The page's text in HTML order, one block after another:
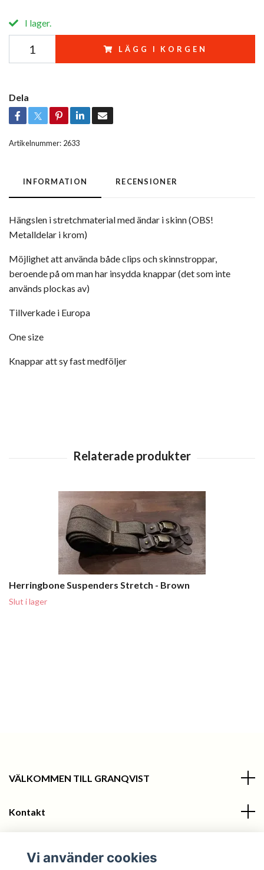
I lager.
LÄGG I KORGEN
Dela
Artikelnummer: 2633
INFORMATION RECENSIONER
Hängslen i stretchmaterial med ändar i skinn (OBS!
Metalldelar i krom)
Möjlighet att använda både clips och skinnstroppar,
beroende på om man har insydda knappar (det som inte
används plockas av)
Tillverkade i Europa
One size
Knappar att sy fast medföljer
Herringbone Suspenders Stretch - Brown
Slut i lager
VÄLKOMMEN TILL GRANQVIST
Kontakt
Vi använder cookies